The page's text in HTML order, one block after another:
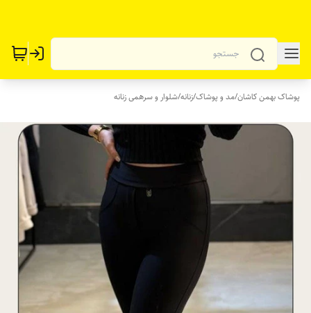
پوشاک بهمن کاشان/مد و پوشاک/زنانه/شلوار و سرهمی زنانه